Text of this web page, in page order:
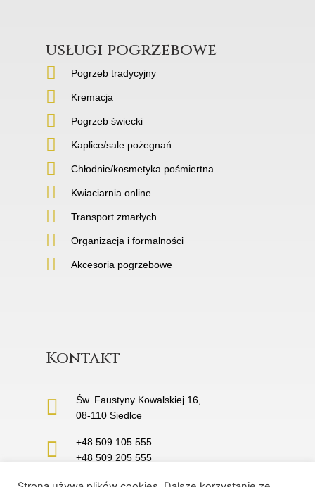
usługi pogrzebowe
Pogrzeb tradycyjny
Kremacja
Pogrzeb świecki
Kaplice/sale pożegnań
Chłodnie/kosmetyka pośmiertna
Kwiaciarnia online
Transport zmarłych
Organizacja i formalności
Akcesoria pogrzebowe
Kontakt
Św. Faustyny Kowalskiej 16,
08-110 Siedlce
+48 509 105 555
+48 509 205 555